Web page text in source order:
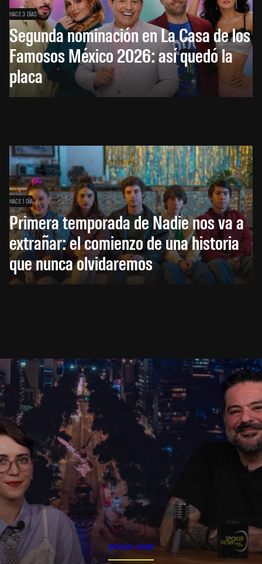
HACE 3 DÍAS
Segunda nominación en La Casa de los
Famosos México 2026: así quedó la
placa
HACE 1 DÍA
Primera temporada de Nadie nos va a
extrañar: el comienzo de una historia
que nunca olvidaremos
SPOILER SHOW